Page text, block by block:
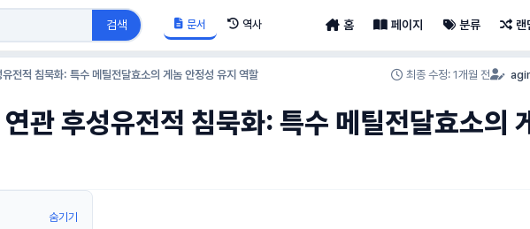
검색 문서 역사 홈 페이지 분류 랜
전적 침묵화: 특수 메틸전달효소의 게놈 안정성 유지 역할 최종 수정: 1개월 전
관 후성유전적 침묵화: 특수 메틸전달효소의
숨기기